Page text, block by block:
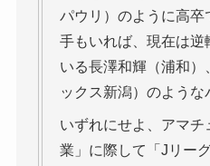
パウリ）のように高卒
手もいれば、現在は逆
いる長澤和輝（浦和）
ックス新潟）のような
いずれにせよ、アマ
業」に際して「Jリー